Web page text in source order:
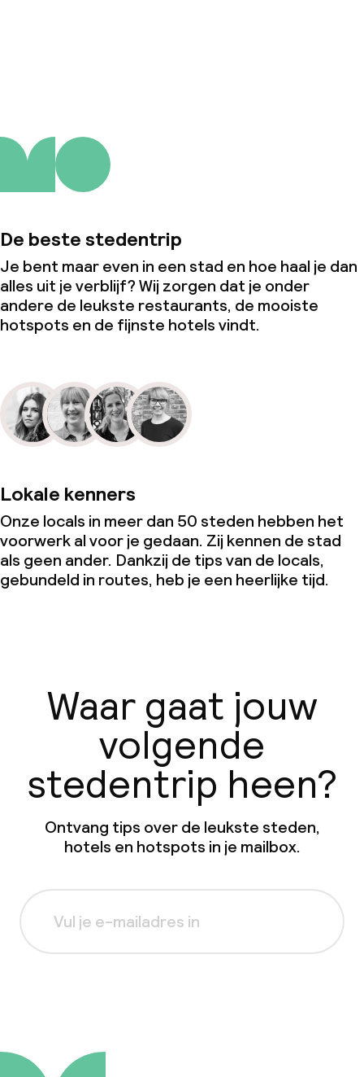
De beste stedentrip
Je bent maar even in een stad en hoe haal je dan
alles uit je verblijf? Wij zorgen dat je onder
andere de leukste restaurants, de mooiste
hotspots en de fijnste hotels vindt.
Lokale kenners
Onze locals in meer dan 50 steden hebben het
voorwerk al voor je gedaan. Zij kennen de stad
als geen ander. Dankzij de tips van de locals,
gebundeld in routes, heb je een heerlijke tijd.
Waar gaat jouw
volgende
stedentrip heen?
Ontvang tips over de leukste steden,
hotels en hotspots in je mailbox.